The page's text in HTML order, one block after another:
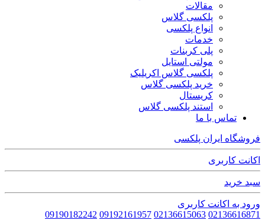
مقالات
پلکسی گلاس
انواع پلکسی
خدمات
پلی کربنات
مولتی استایل
پلکسی گلاس اکریلیک
خرید پلکسی گلاس
کریستال
استند پلکسی گلاس
تماس با ما
فروشگاه ایران پلکسی
اکانت کاربری
سبد خرید
ورود به اکانت کاربری
02136616871
02136615063
09192161957
09190182242